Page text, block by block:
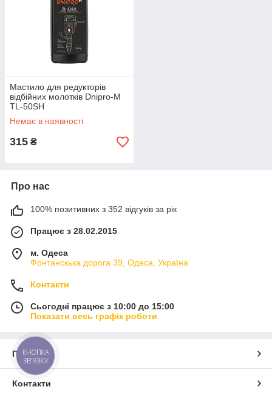
Мастило для редукторів
відбійних молотків Dnipro-M
TL-50SH
Немає в наявності
315 ₴
Про нас
100% позитивних з 352 відгуків за рік
Працює з 28.02.2015
м. Одеса
Фонтанскька дорога 39, Одеса, Україна
Контакти
Сьогодні працює з 10:00 до 15:00
Показати весь графік роботи
Про нас
Контакти
КНОПКА
ЗВ'ЯЗКУ